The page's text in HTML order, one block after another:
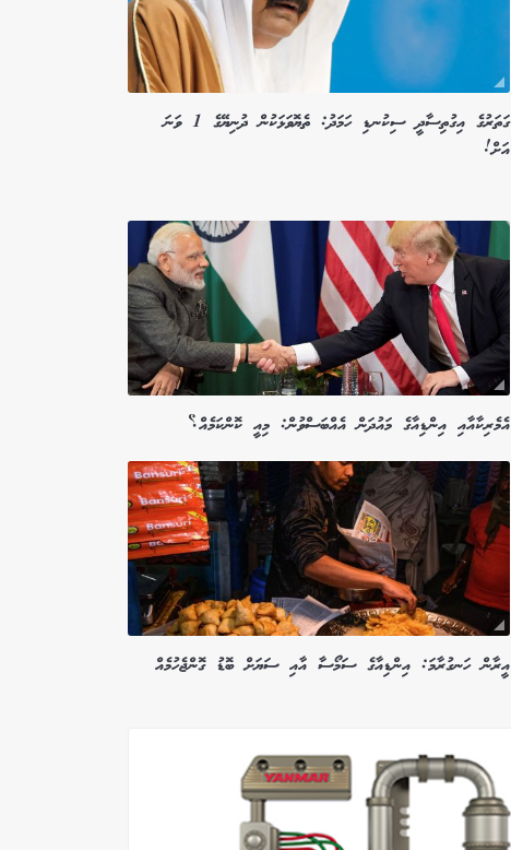
ގަތަރުގެ އިގުތިސާދީ ސިކުނޑި ހަމަދު: ތެޔޮވަޅަކުން ދުނިޔޭގެ 1 ވަނަ
އަށް!
އެމެރިކާއާއި އިންޑިއާގެ މައުދަން އެއްބަސްވުން: މިއީ ކޮންކަމެއް؟
އީރާން ހަނގުރާމަ: އިންޑިއާގެ ސަމޯސާ އާއި ސަޔަށް ބޮޑު ގޮންޖެހުމެއް